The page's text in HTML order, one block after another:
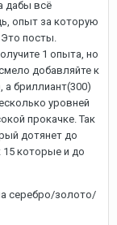
дабы всё
опыт за которую
Это посты.
1 опыта, но
добавляйте к
а бриллиант(300)
уровней
прокачке. Так
дотянет до
15 которые и до
серебро/золото/